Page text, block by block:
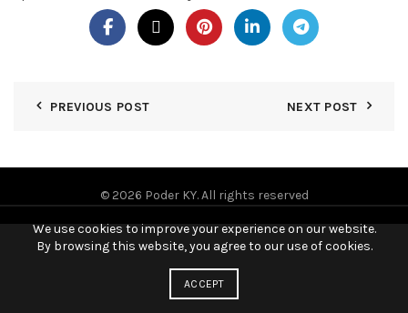
PREVIOUS POST NEXT POST
© 2026 Poder KY. All rights reserved
We use cookies to improve your experience on our website.
By browsing this website, you agree to our use of cookies.
ACCEPT